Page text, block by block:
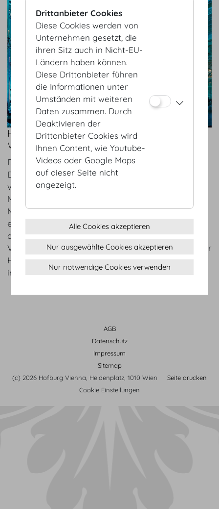
HOFBURG VIENNA – TREFFPUNKT UND
WISSENSMETROPOLE!
Do 25.01.2024
Die zunehmende Globalisierung und Vernetzung
von Unternehmen führen zu einer wachsenden
Nachfrage nach internationalen Konferenzen,
Messen und Ausstellungen. Eine Entwicklung, die
eine gute Zukunftsperspektive für das Jahr 2024 in
der Hofburg Vienna verspricht. Den Auftakt des
Veranstaltungsjahres macht die traditionelle Wiener
Hofburg Ballsaison, danach folgen zahlreiche
internationale Fachkongresse.
AGB
Datenschutz
Impressum
Sitemap
(c) 2026 Hofburg Vienna, Heldenplatz, 1010 Wien
Seite drucken
Cookie Einstellungen
Drittanbieter Cookies
Diese Cookies werden von
Unternehmen gesetzt, die
ihren Sitz auch in Nicht-EU-
Ländern haben können.
Diese Drittanbieter führen
die Informationen unter
Umständen mit weiteren
Daten zusammen. Durch
Deaktivieren der
Drittanbieter Cookies wird
Ihnen Content, wie Youtube-
Videos oder Google Maps
auf dieser Seite nicht
angezeigt.
Alle Cookies akzeptieren
Nur ausgewählte Cookies akzeptieren
Nur notwendige Cookies verwenden